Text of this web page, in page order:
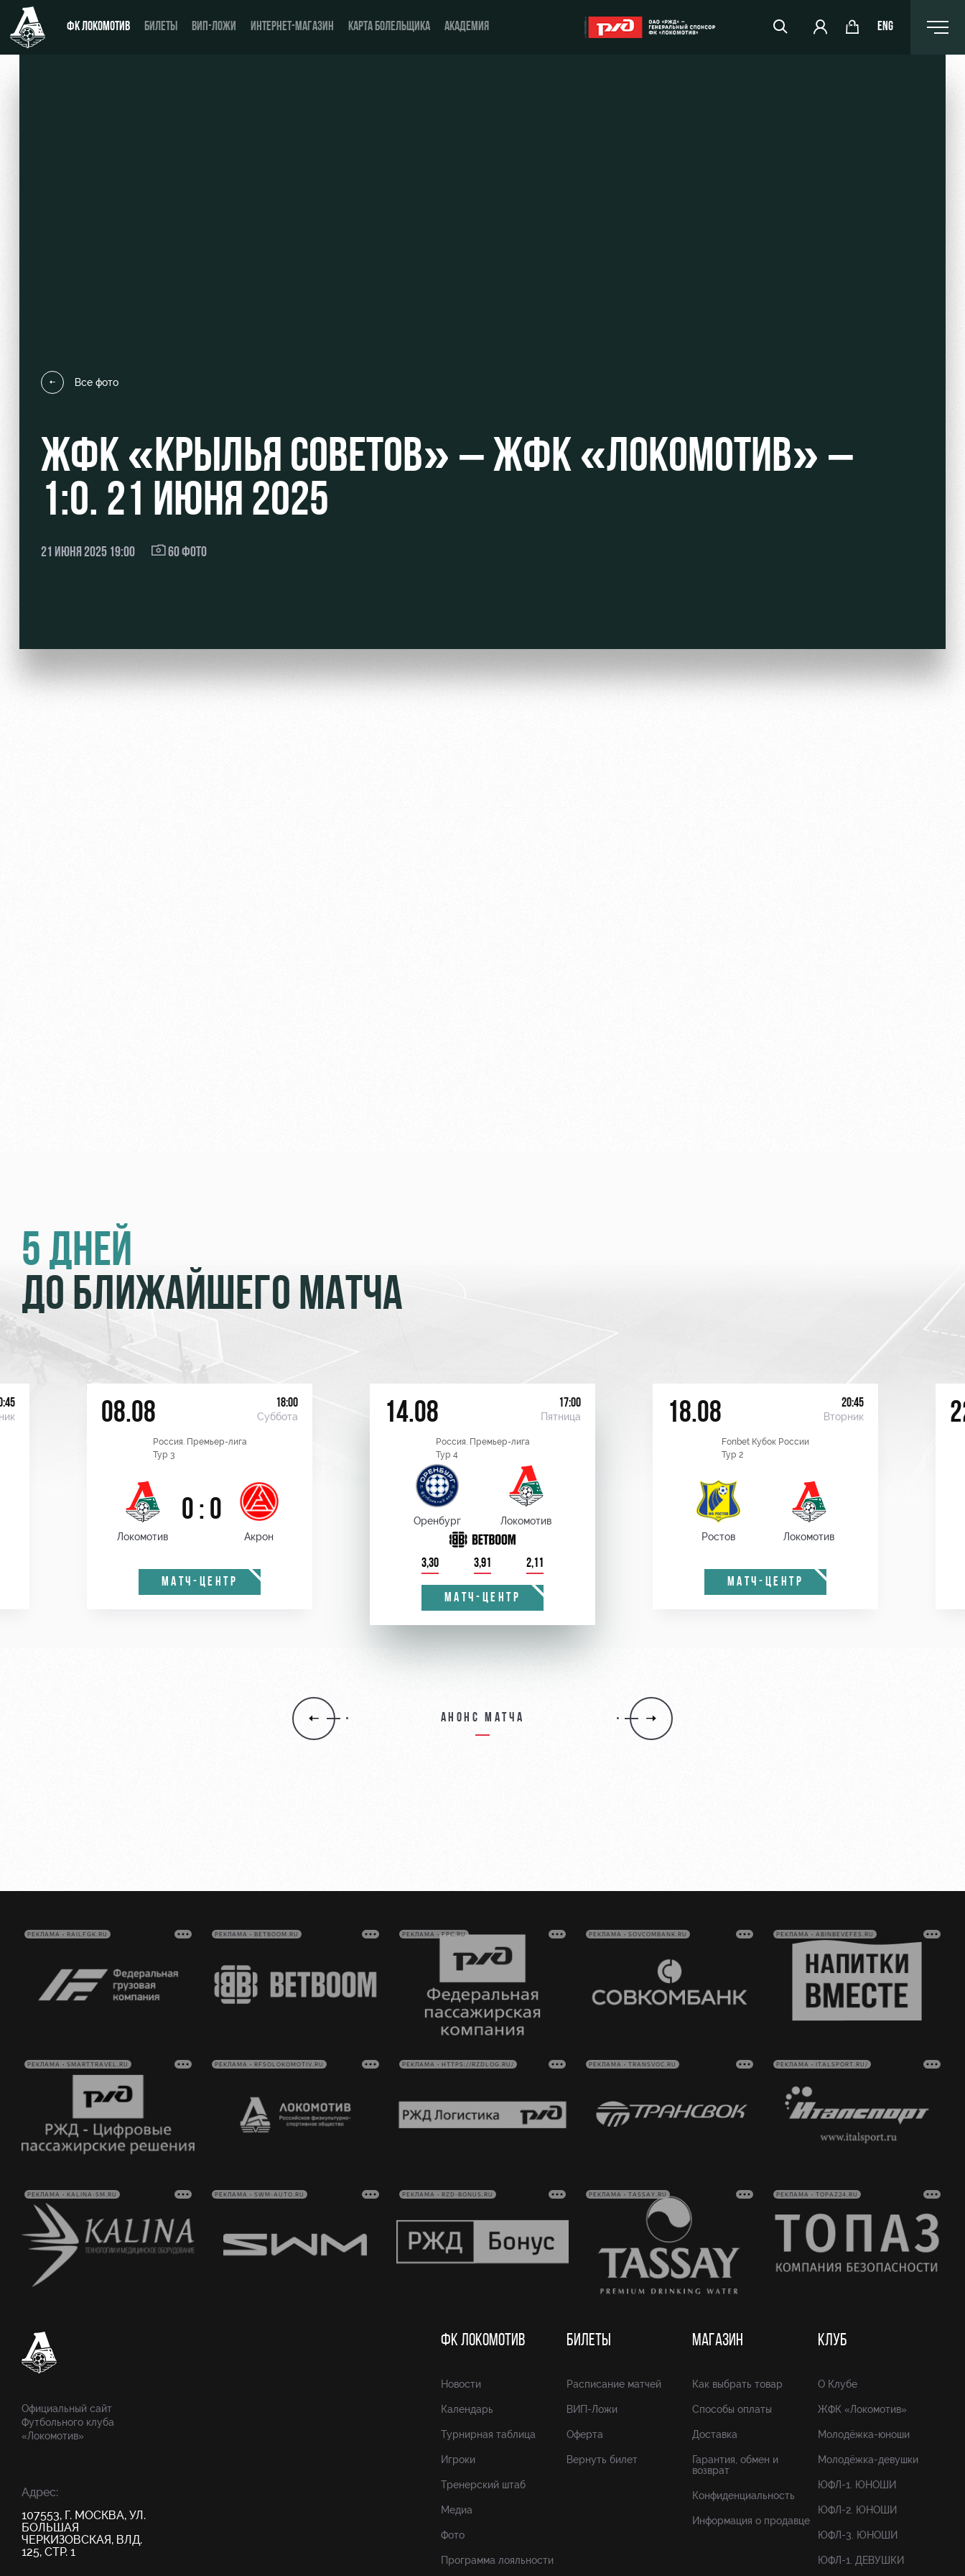
ФК ЛОКОМОТИВ БИЛЕТЫ ВИП-ЛОЖИ ИНТЕРНЕТ-МАГАЗИН КАРТА БОЛЕЛЬЩИКА АКАДЕМИЯ ENG
Локо-Лето
Академия
Как поступить
Контакты Академии
Банковская карта «Локомотив»
Заставки
Программа лояльности
Все фото
ЖФК «КРЫЛЬЯ СОВЕТОВ» – ЖФК «ЛОКОМОТИВ» –
1:0. 21 ИЮНЯ 2025
21 ИЮНЯ 2025 19:00 60 ФОТО
5 ДНЕЙ
ДО БЛИЖАЙШЕГО МАТЧА
08.08 18:00
Суббота
Россия. Премьер-лига
Тур 3
Локомотив
0 : 0
Акрон
МАТЧ-ЦЕНТР
14.08 17:00
Пятница
Россия. Премьер-лига
Тур 4
Оренбург Локомотив
3,30 3,91 2,11
МАТЧ-ЦЕНТР
18.08 20:45
Вторник
Fonbet Кубок России
Тур 2
Ростов Локомотив
МАТЧ-ЦЕНТР
Анонс матча
РЕКЛАМА • RAILFGK.RU РЕКЛАМА • BETBOOM.RU РЕКЛАМА • FPC.RU РЕКЛАМА • SOVCOMBANK.RU РЕКЛАМА • ABINBEVEFES.RU
РЕКЛАМА • SMARTTRAVEL.RU РЕКЛАМА • RFSOLOKOMOTIV.RU РЕКЛАМА • HTTPS://RZDLOG.RU/ РЕКЛАМА • TRANSVOC.RU РЕКЛАМА • ITALSPORT.RU/
РЕКЛАМА • KALINA-SM.RU РЕКЛАМА • SWM-AUTO.RU РЕКЛАМА • RZD-BONUS.RU РЕКЛАМА • TASSAY.RU РЕКЛАМА • TOPAZ24.RU
Официальный сайт
Футбольного клуба
«Локомотив»
Адрес:
107553, Г. МОСКВА, УЛ.
БОЛЬШАЯ
ЧЕРКИЗОВСКАЯ, ВЛД.
125, СТР. 1
ФК ЛОКОМОТИВ
Новости
Календарь
Турнирная таблица
Игроки
Тренерский штаб
Медиа
Фото
Программа лояльности
БИЛЕТЫ
Расписание матчей
ВИП-Ложи
Оферта
Вернуть билет
МАГАЗИН
Как выбрать товар
Способы оплаты
Доставка
Гарантия, обмен и
возврат
Конфиденциальность
Информация о продавце
КЛУБ
О Клубе
ЖФК «Локомотив»
Молодёжка-юноши
Молодёжка-девушки
ЮФЛ-1. ЮНОШИ
ЮФЛ-2. ЮНОШИ
ЮФЛ-3. ЮНОШИ
ЮФЛ-1. ДЕВУШКИ